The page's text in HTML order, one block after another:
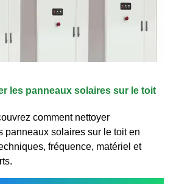
les panneaux solaires sur le toit
comment nettoyer
panneaux solaires sur le toit en
fréquence, matériel et